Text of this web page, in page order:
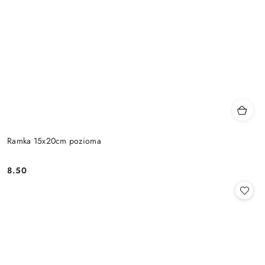
Ramka 15x20cm pozioma
Cena:
8.50